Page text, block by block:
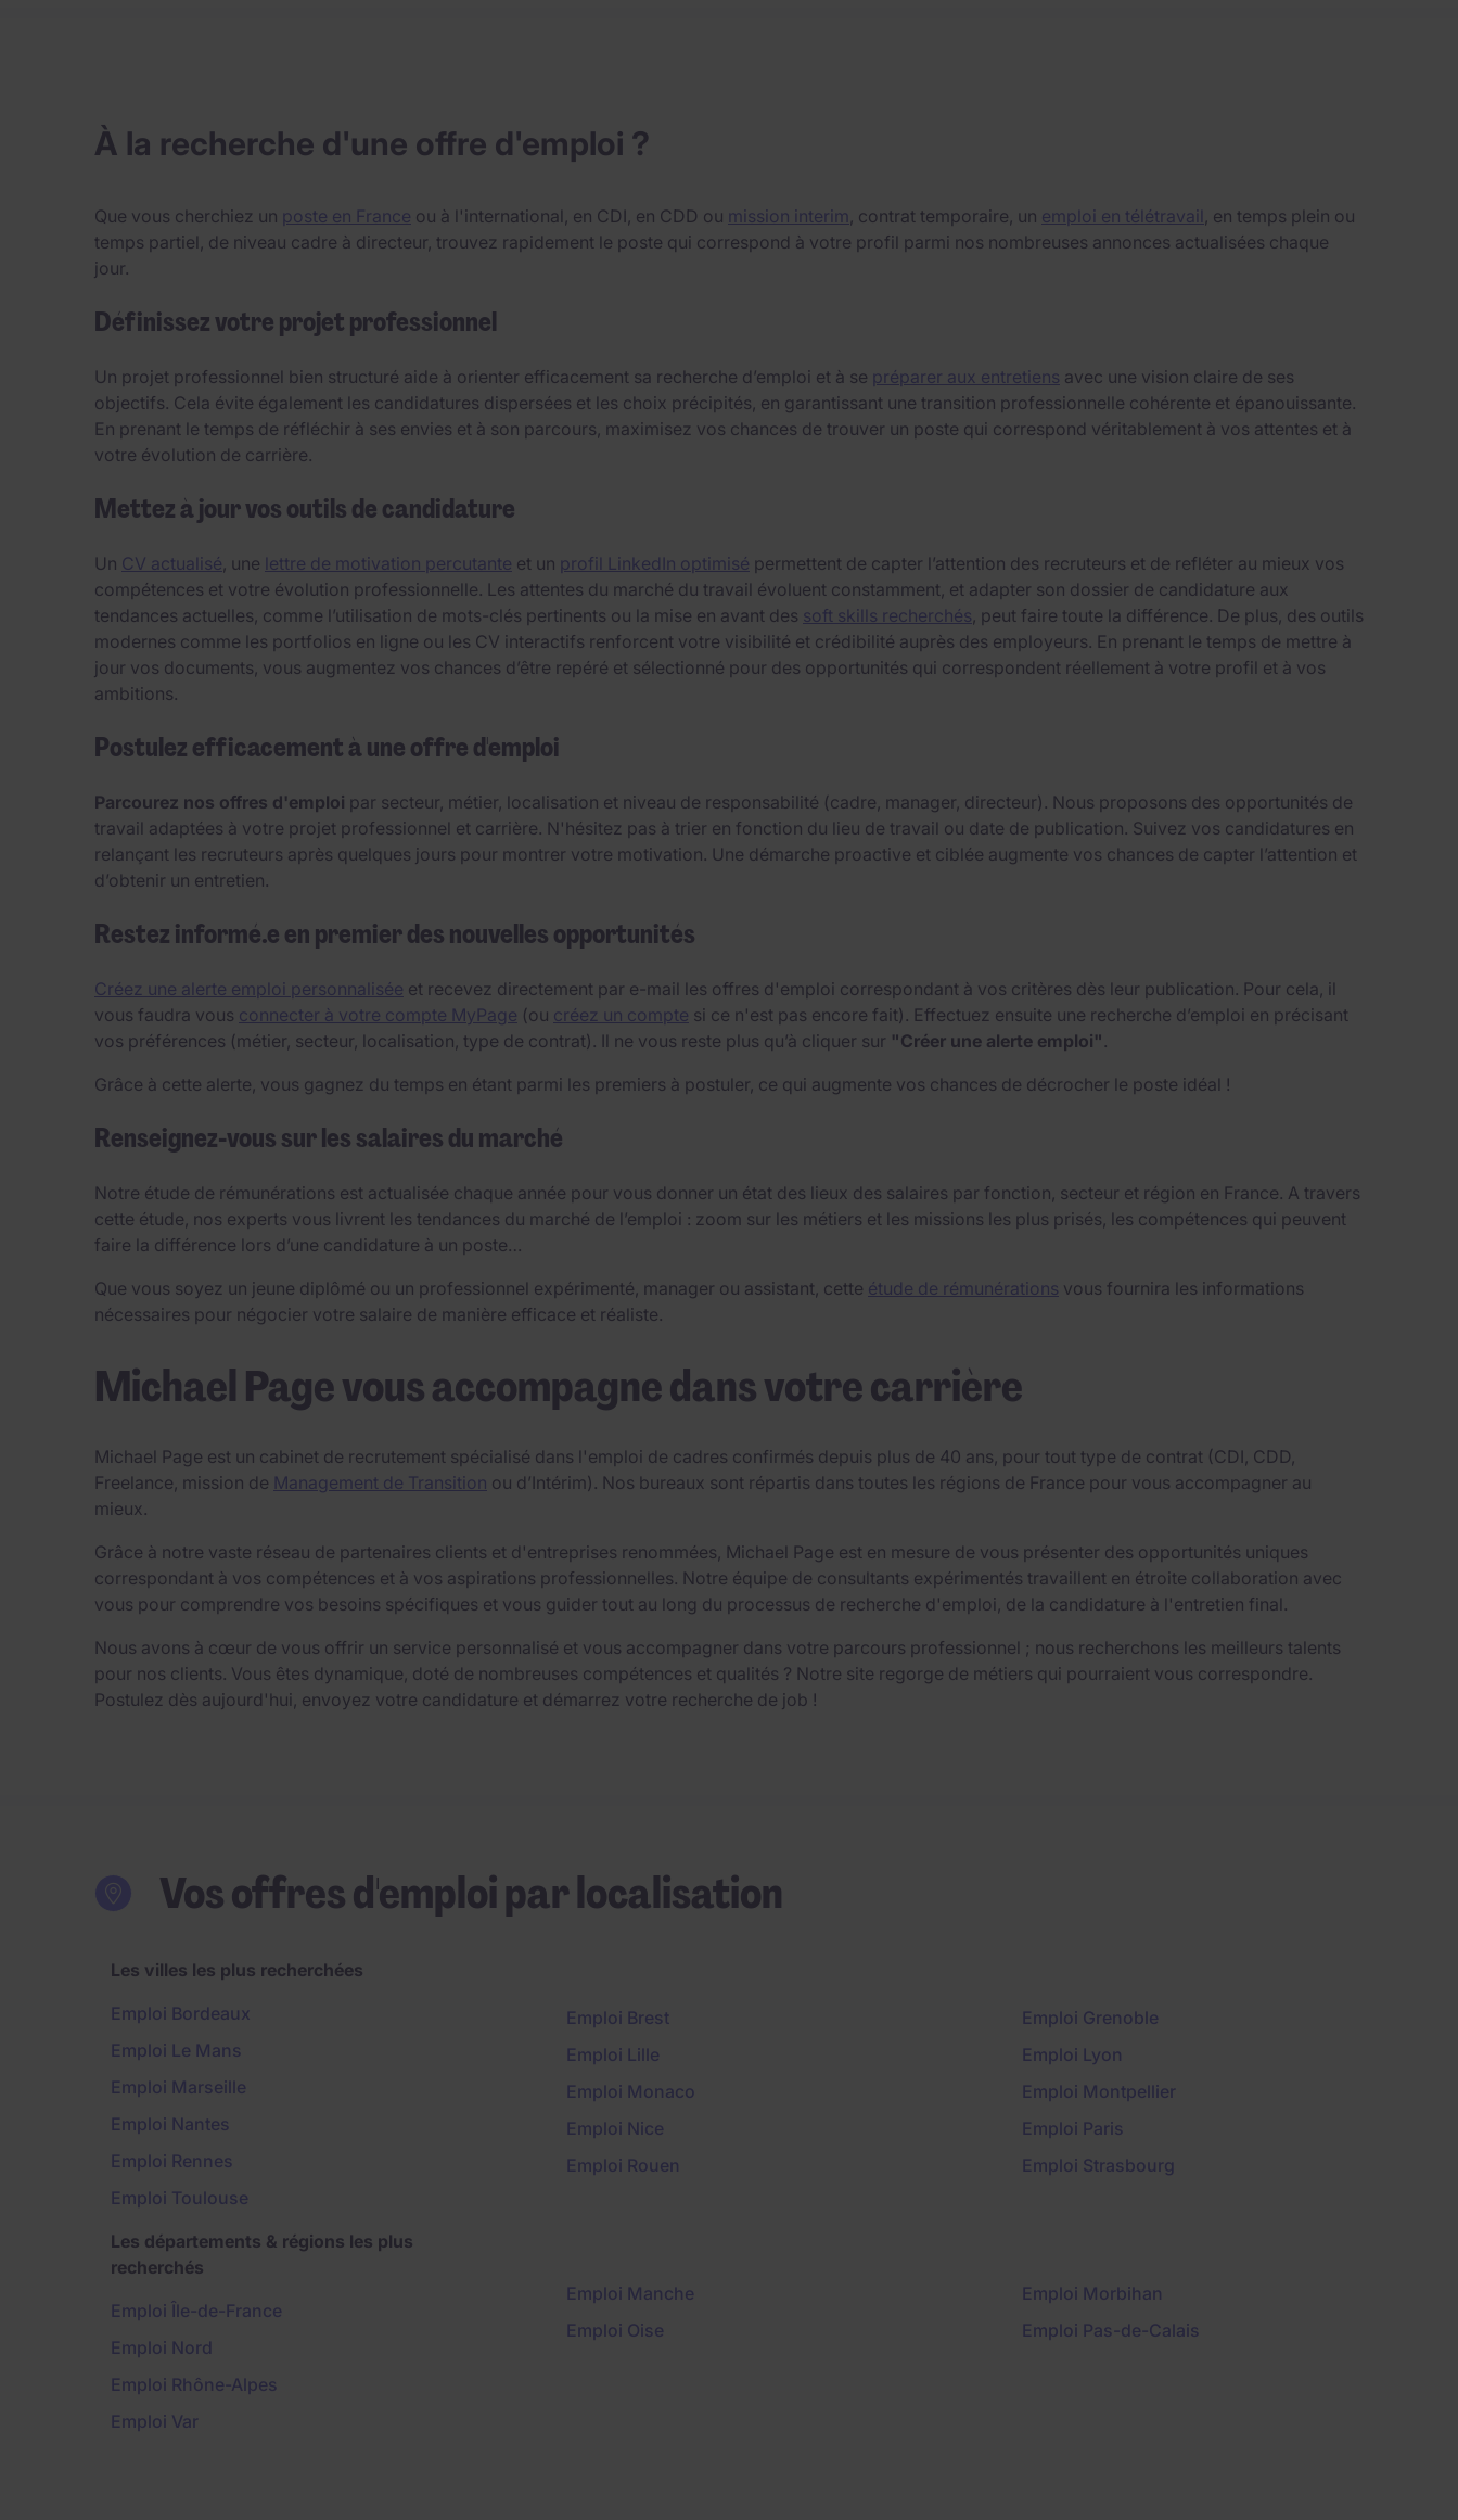
À la recherche d'une offre d'emploi ?
Que vous cherchiez un poste en France ou à l'international, en CDI, en CDD ou mission interim , contrat temporaire, un emploi en télétravail , en temps plein ou
temps partiel, de niveau cadre à directeur, trouvez rapidement le poste qui correspond à votre profil parmi nos nombreuses annonces actualisées chaque
jour.
Définissez votre projet professionnel
Un projet professionnel bien structuré aide à orienter efficacement sa recherche d’emploi et à se préparer aux entretiens avec une vision claire de ses
objectifs. Cela évite également les candidatures dispersées et les choix précipités, en garantissant une transition professionnelle cohérente et épanouissante.
En prenant le temps de réfléchir à ses envies et à son parcours, maximisez vos chances de trouver un poste qui correspond véritablement à vos attentes et à
votre évolution de carrière.
Mettez à jour vos outils de candidature
Un CV actualisé, une lettre de motivation percutante et un profil LinkedIn optimisé permettent de capter l’attention des recruteurs et de refléter au mieux vos
compétences et votre évolution professionnelle. Les attentes du marché du travail évoluent constamment, et adapter son dossier de candidature aux
tendances actuelles, comme l’utilisation de mots-clés pertinents ou la mise en avant des soft skills recherchés, peut faire toute la différence. De plus, des outils
modernes comme les portfolios en ligne ou les CV interactifs renforcent votre visibilité et crédibilité auprès des employeurs. En prenant le temps de mettre à
jour vos documents, vous augmentez vos chances d’être repéré et sélectionné pour des opportunités qui correspondent réellement à votre profil et à vos
ambitions.
Postulez efficacement à une offre d'emploi
Parcourez nos offres d'emploi par secteur, métier, localisation et niveau de responsabilité (cadre, manager, directeur). Nous proposons des opportunités de
travail adaptées à votre projet professionnel et carrière. N'hésitez pas à trier en fonction du lieu de travail ou date de publication. Suivez vos candidatures en
relançant les recruteurs après quelques jours pour montrer votre motivation. Une démarche proactive et ciblée augmente vos chances de capter l’attention et
d’obtenir un entretien.
Restez informé.e en premier des nouvelles opportunités
Créez une alerte emploi personnalisée et recevez directement par e-mail les offres d'emploi correspondant à vos critères dès leur publication. Pour cela, il
vous faudra vous connecter à votre compte MyPage (ou créez un compte si ce n'est pas encore fait). Effectuez ensuite une recherche d’emploi en précisant
vos préférences (métier, secteur, localisation, type de contrat). Il ne vous reste plus qu’à cliquer sur "Créer une alerte emploi" .
Grâce à cette alerte, vous gagnez du temps en étant parmi les premiers à postuler, ce qui augmente vos chances de décrocher le poste idéal !
Renseignez-vous sur les salaires du marché
Notre étude de rémunérations est actualisée chaque année pour vous donner un état des lieux des salaires par fonction, secteur et région en France. A travers
cette étude, nos experts vous livrent les tendances du marché de l’emploi : zoom sur les métiers et les missions les plus prisés, les compétences qui peuvent
faire la différence lors d’une candidature à un poste…
Que vous soyez un jeune diplômé ou un professionnel expérimenté, manager ou assistant, cette étude de rémunérations vous fournira les informations
nécessaires pour négocier votre salaire de manière efficace et réaliste.
Michael Page vous accompagne dans votre carrière
Michael Page est un cabinet de recrutement spécialisé dans l'emploi de cadres confirmés depuis plus de 40 ans, pour tout type de contrat (CDI, CDD,
Freelance, mission de Management de Transition ou d’Intérim). Nos bureaux sont répartis dans toutes les régions de France pour vous accompagner au
mieux.
Grâce à notre vaste réseau de partenaires clients et d'entreprises renommées, Michael Page est en mesure de vous présenter des opportunités uniques
correspondant à vos compétences et à vos aspirations professionnelles. Notre équipe de consultants expérimentés travaillent en étroite collaboration avec
vous pour comprendre vos besoins spécifiques et vous guider tout au long du processus de recherche d'emploi, de la candidature à l'entretien final.
Nous avons à cœur de vous offrir un service personnalisé et vous accompagner dans votre parcours professionnel ; nous recherchons les meilleurs talents
pour nos clients. Vous êtes dynamique, doté de nombreuses compétences et qualités ? Notre site regorge de métiers qui pourraient vous correspondre.
Postulez dès aujourd'hui, envoyez votre candidature et démarrez votre recherche de job !
Vos offres d'emploi par localisation
Les villes les plus recherchées
Emploi Bordeaux
Emploi Le Mans
Emploi Marseille
Emploi Nantes
Emploi Rennes
Emploi Toulouse
Les départements & régions les plus
recherchés
Emploi Île-de-France
Emploi Nord
Emploi Rhône-Alpes
Emploi Var
Emploi Brest
Emploi Lille
Emploi Monaco
Emploi Nice
Emploi Rouen
Emploi Manche
Emploi Oise
Emploi Grenoble
Emploi Lyon
Emploi Montpellier
Emploi Paris
Emploi Strasbourg
Emploi Morbihan
Emploi Pas-de-Calais